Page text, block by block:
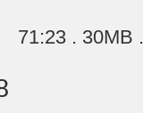
71:23 . 30MB